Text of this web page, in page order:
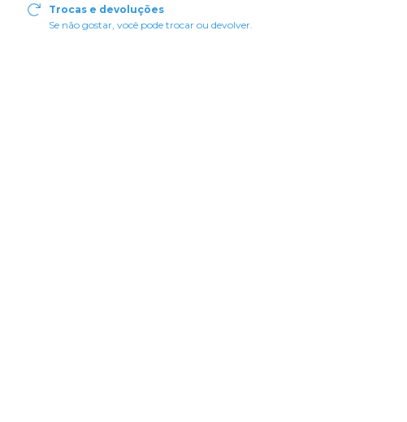
Trocas e devoluções
Se não gostar, você pode trocar ou devolver.